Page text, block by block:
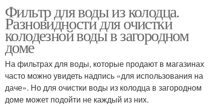
Фильтр для воды из колодца.
Разновидности для очистки
колодезной воды в загородном
доме
На фильтрах для воды, которые продают в магазинах
часто можно увидеть надпись «для использования на
даче». Но для очистки воды из колодца в загородном
доме может подойти не каждый из них.